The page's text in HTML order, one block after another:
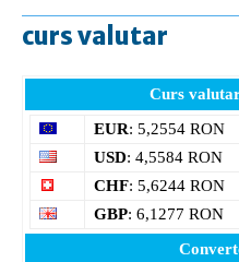
curs valutar
Curs
EUR: 5,2554 RON
USD: 4,5584 RON
CHF: 5,6244 RON
GBP: 6,1277 RON